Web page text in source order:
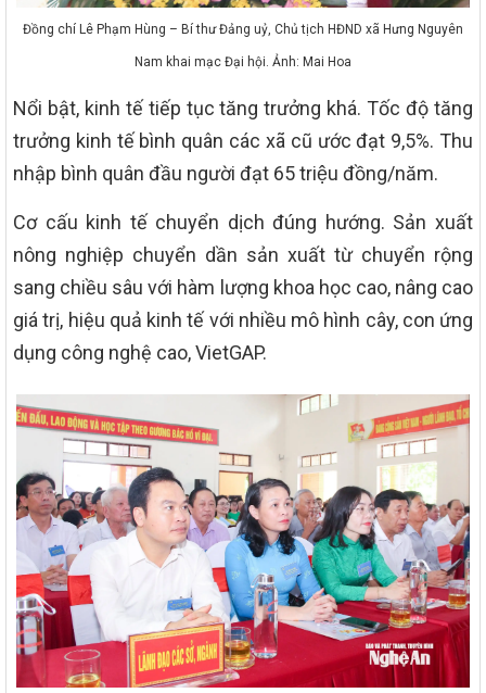
Đồng chí Lê Phạm Hùng – Bí thư Đảng uỷ, Chủ tịch HĐND xã Hưng Nguyên
Nam khai mạc Đại hội. Ảnh: Mai Hoa
Nổi bật, kinh tế tiếp tục tăng trưởng khá. Tốc độ tăng
trưởng kinh tế bình quân các xã cũ ước đạt 9,5%. Thu
nhập bình quân đầu người đạt 65 triệu đồng/năm.
Cơ cấu kinh tế chuyển dịch đúng hướng. Sản xuất
nông nghiệp chuyển dần sản xuất từ chuyển rộng
sang chiều sâu với hàm lượng khoa học cao, nâng cao
giá trị, hiệu quả kinh tế với nhiều mô hình cây, con ứng
dụng công nghệ cao, VietGAP.